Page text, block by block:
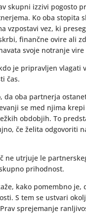
skupni izzivi pogosto
Ko oba stopita
vzpostavi vez, ki
finančne ovire ali
svoje notranje vire
je pripravljen vlagati
čas.
da oba partnerja
se med njima
obdobjih. To
če želita odgovoriti
ne utrjuje le
prihodnost.
kako pomembno
S tem se ustvari
sprejemanje